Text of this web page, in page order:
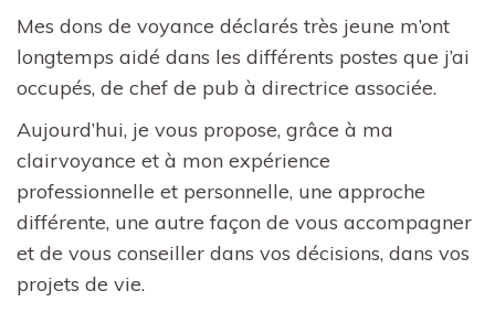
Mes dons de voyance déclarés très jeune m’ont
longtemps aidé dans les différents postes que j’ai
occupés, de chef de pub à directrice associée.
Aujourd’hui, je vous propose, grâce à ma
clairvoyance et à mon expérience
professionnelle et personnelle, une approche
différente, une autre façon de vous accompagner
et de vous conseiller dans vos décisions, dans vos
projets de vie.